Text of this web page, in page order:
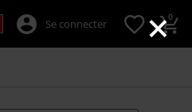
×
Se connecter 0